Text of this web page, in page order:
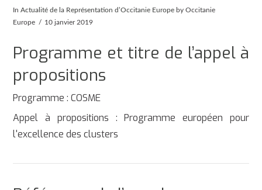
InActualité de la Représentation d’Occitanie Europe by Occitanie
Europe
10 janvier 2019
Programme et titre de l’appel à
propositions
Programme : COSME
Appel à propositions : Programme européen pour
l'excellence des clusters